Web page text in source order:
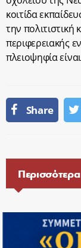
κοιτίδα
την
περιφερειακής
πλειοψηφία
Share
Περισσότερα